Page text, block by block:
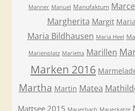
Manner Manuel Manufaktum
Margherita Margit Maria
Maria Bildhausen Maria Heel
Marienplatz Marietta Marillen
Marken 2016
Martha Martin Matea
Mattsee 2015